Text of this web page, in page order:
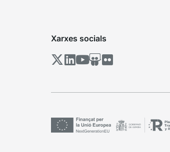
Xarxes socials